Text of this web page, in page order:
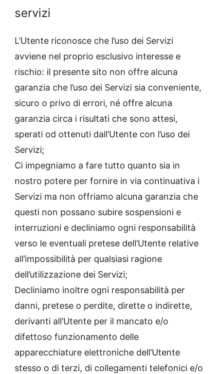
servizi
L’Utente riconosce che l’uso dei Servizi
avviene nel proprio esclusivo interesse e
rischio: il presente sito non offre alcuna
garanzia che l’uso dei Servizi sia conveniente,
sicuro o privo di errori, né offre alcuna
garanzia circa i risultati che sono attesi,
sperati od ottenuti dall’Utente con l’uso dei
Servizi;
Ci impegniamo a fare tutto quanto sia in
nostro potere per fornire in via continuativa i
Servizi ma non offriamo alcuna garanzia che
questi non possano subire sospensioni e
interruzioni e decliniamo ogni responsabilità
verso le eventuali pretese dell’Utente relative
all’impossibilità per qualsiasi ragione
dell’utilizzazione dei Servizi;
Decliniamo inoltre ogni responsabilità per
danni, pretese o perdite, dirette o indirette,
derivanti all’Utente per il mancato e/o
difettoso funzionamento delle
apparecchiature elettroniche dell’Utente
stesso o di terzi, di collegamenti telefonici e/o